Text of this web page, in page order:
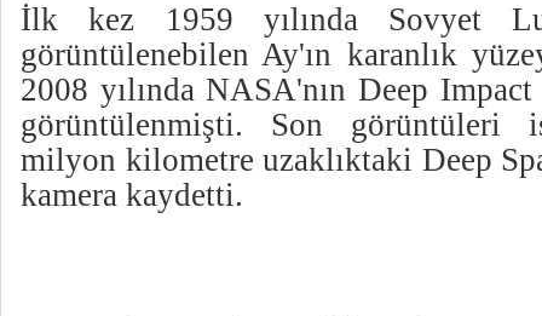
İlk kez 1959 yılında Sovyet
görüntülenebilen Ay'ın karanlık
2008 yılında NASA'nın Deep
görüntülenmişti. Son görüntüleri
milyon kilometre uzaklıktaki Deep
kamera kaydetti.